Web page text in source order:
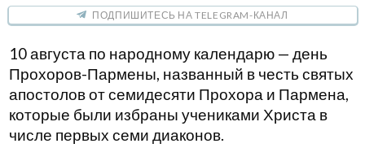
ПОДПИШИТЕСЬ НА TELEGRAM-КАНАЛ
10 августа по народному календарю — день
Прохоров-Пармены, названный в честь святых
апостолов от семидесяти Прохора и Пармена,
которые были избраны учениками Христа в
числе первых семи диаконов.